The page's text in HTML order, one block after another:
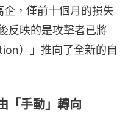
，僅前十個月的損失
反映的是攻擊者已將
）」推向了全新的自
「手動」轉向